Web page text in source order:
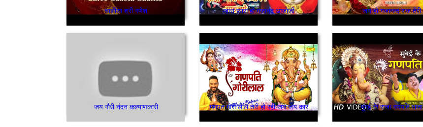
चालीसा श्री गणेश म्हारा प्यारा हो गजानंद आजोजी जय हो गजानन्द राज तेरी
जय गौरी नंदन कल्याणकारी गणपत गोरी लाल तेरी हो रही जय जय कार मुंबई के राजा गणपति राजा